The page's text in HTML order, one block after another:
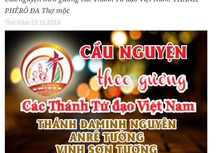
PHÊRÔ ĐA Thợ mộc
Thứ Năm 22.11.2018